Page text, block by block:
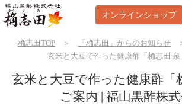
オンラインショップ
桷志田TOP ＞ 「桷志田」からのお知らせ
玄米と大豆で作った健康酢「桷志田 泉
玄米と大豆で作った健康酢「
ご案内 | 福山黒酢株